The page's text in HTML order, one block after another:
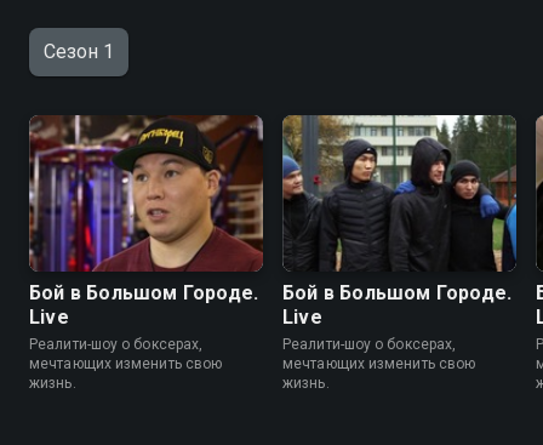
Сезон 1
Бой в Большом Городе.
Live
Реалити-шоу о боксерах,
мечтающих изменить свою
жизнь.
Бой в Большом Городе.
Live
Реалити-шоу о боксерах,
мечтающих изменить свою
жизнь.